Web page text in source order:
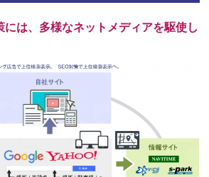
は、多様なネットメディアを駆使し